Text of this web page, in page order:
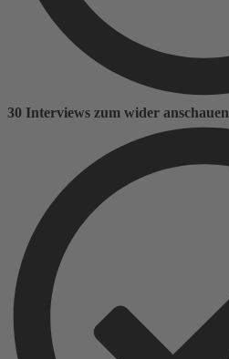
30 Interviews zum wider anschauen